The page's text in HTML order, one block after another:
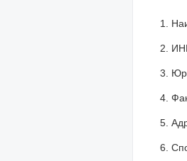
1.
2.
3.
4.
5.
6.